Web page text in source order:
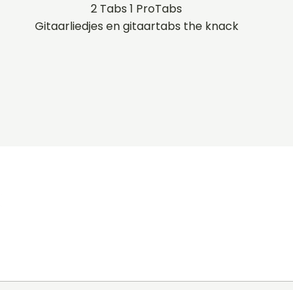
2 Tabs 1 ProTabs
Gitaarliedjes en gitaartabs the knack